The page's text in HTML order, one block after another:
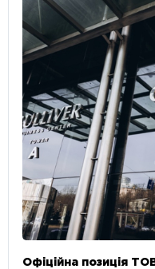
Офіційна позиція